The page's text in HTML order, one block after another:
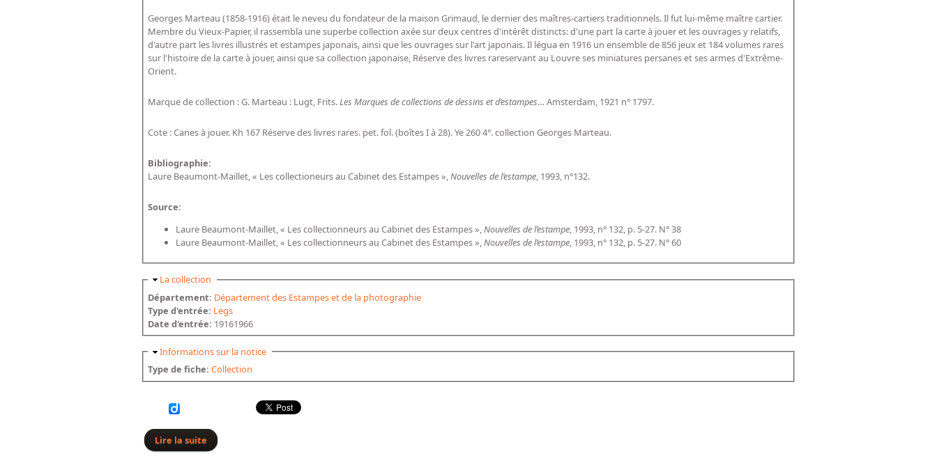
Georges Marteau (1858-1916) était le neveu du fondateur de la maison Grimaud, le dernier des maîtres-cartiers traditionnels. Il fut lui-même maître cartier.
Membre du Vieux-Papier, il rassembla une superbe collection axée sur deux centres d'intérêt distincts: d'une part la carte à jouer et les ouvrages y relatifs,
d'autre part les livres illustrés et estampes japonais, ainsi que les ouvrages sur l'art japonais. Il légua en 1916 un ensemble de 856 jeux et 184 volumes rares
sur l'histoire de la carte à jouer, ainsi que sa collection japonaise, Réserve des livres rareservant au Louvre ses miniatures persanes et ses armes d'Extrême-
Orient.
Marque de collection : G. Marteau : Lugt, Frits.Les Marques de collections de dessins et d’estampes… Amsterdam, 1921 n° 1797.
Cote : Canes à jouer. Kh 167 Réserve des livres rares. pet. fol. (boîtes I à 28). Ye 260 4°. collection Georges Marteau.
Bibliographie:
Laure Beaumont-Maillet, « Les collectioneurs au Cabinet des Estampes »,Nouvelles de l’estampe, 1993, n°132.
Source:
Laure Beaumont-Maillet, « Les collectionneurs au Cabinet des Estampes »,Nouvelles de l’estampe, 1993, n° 132, p. 5-27. N° 38
Laure Beaumont-Maillet, « Les collectionneurs au Cabinet des Estampes »,Nouvelles de l’estampe, 1993, n° 132, p. 5-27. N° 60
Masquer
La collection
Département: Département des Estampes et de la photographie
Type d'entrée: Legs
Date d'entrée: 19161966
Masquer
Informations sur la notice
Type de fiche:Collection
Lire la suite de Georges Marteau